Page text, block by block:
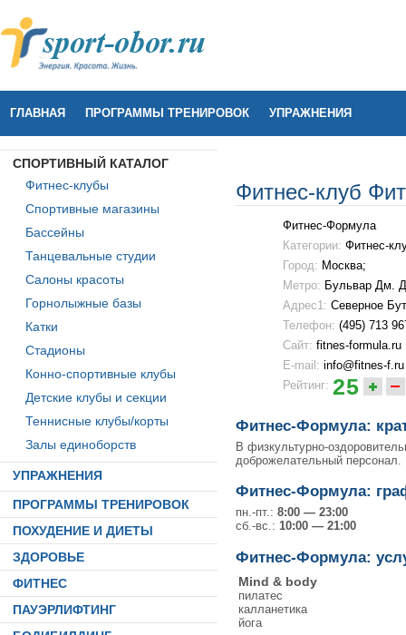
ГЛАВНАЯ ПРОГРАММЫ ТРЕНИРОВОК УПРАЖНЕНИЯ
СПОРТИВНЫЙ КАТАЛОГ
Фитнес-клубы
Спортивные магазины
Бассейны
Танцевальные студии
Салоны красоты
Горнолыжные базы
Катки
Стадионы
Конно-спортивные клубы
Детские клубы и секции
Теннисные клубы/корты
Залы единоборств
УПРАЖНЕНИЯ
ПРОГРАММЫ ТРЕНИРОВОК
ПОХУДЕНИЕ И ДИЕТЫ
ЗДОРОВЬЕ
ФИТНЕС
ПАУЭРЛИФТИНГ
Фитнес-клуб
Фитнес-Формула
Категории: Фитнес-
Город: Москва;
Метро: Бульвар Дм.
Адрес1: Северное
Телефон: (495) 713
Сайт: fitnes-formula.ru
E-mail: info@fitnes-f.ru
Рейтинг: 25
Фитнес-Формула:
В физкультурно-
доброжелательный персонал.
Фитнес-Формула:
пн.-пт.: 8:00 — 23:00
сб.-вс.: 10:00 — 21:00
Фитнес-Формула:
Mind & body
пилатес
калланетика
йога